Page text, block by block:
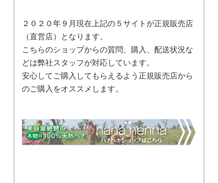
２０２０年９月現在上記の５サイトが正規販売店
（直営店）となります。
こちらのショップからの質問、購入、配送状況な
どは弊社スタッフが対応しています。
安心してご購入してもらえるよう正規販売店から
のご購入をオススメします。